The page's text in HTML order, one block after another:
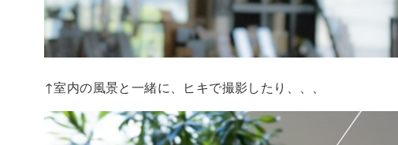
↑室内の風景と一緒に、ヒキで撮影したり、、、